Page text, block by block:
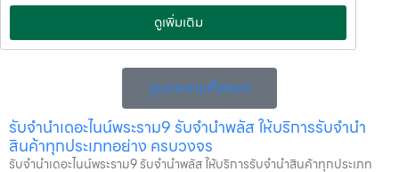
แจ้งวัฒนะ เขต สีลม เขต รัชดา เขต บางแค เขต รามอินทรา เขต บางนา ไม่ว่า
คุณอยู่ในซอย ลาดพร้าวโชคชัย4 ลาดปลาเค้า รัชดาซอย หรือใกล้แยกสีลม
ช่องนนทรี บางนา เมกาบางนา บางแค เดอะมอลล์บางแค รามอินทรา กม.8
หรือใกล้โชว์รูมแจ้งวัฒนะ — เราพร้อมให้บริการถึงที่ บริการรับจำนำสินค้าที่
ให้บริการ ที่ รับจำนำพลัส เรามีบริการครอบคลุมหลากหลายประเภทสินค้าที่
ลูกค้าต้องการจำนำ ดังนี้: รับจำนำ โทรศัพท์มือถือ / สมาร์ตโฟน (iPhone,
Samsung, Huawei, Oppo ฯลฯ) รับจำนำ โน้ตบุ๊ก / คอมพิวเตอร์ /
แล็ปท็อป รับจำนำ แท็บเล็ต / iPad รับจำนำ เครื่องใช้ไฟฟ้าเล็ก / เครื่องใช้
ไฟฟ้าภายในบ้าน รับจำนำ กล้องถ่ายรูป / กล้องดิจิตอล / อุปกรณ์ถ่ายภาพ
ทุกชนิด พร้อมให้บริการในเขต ลาดพร้าว แจ้งวัฒนะ สีลม รัชดา บางแค
รามอินทรา บางนา ด้วยมาตรฐาน รวดเร็ว ปลอดภัย ให้ราคาสูง รับจำนำ
พญาไท — รับจำนำพลัส ให้บริการรับจำนำสินค้าทุกประเภทอย่าง ครบ
อย่าง ครบวงจร รับจำนำพลัส เงินด่วนทันใจ ของมีค่าปลอดภัย ให้ราคาสูง
พร้อมบริการถึงที่ รับจำนำพญาไท รับจำนำพลัส เงินด่วนทันใจ ของมีค่า
ปลอดภัย ให้ราคาสูง พร้อมบริการถึงที่ จำนำพลัส JumnumPlus.com
บริการรับจำนำที่เชื่อถือได้ในกรุงเทพฯ โทรศัพท์ มือถือ โน้ตบุ๊ก เครื่องใช้
ไฟฟ้า และสินทรัพย์มีค่าอื่น ๆ ทำไมเลือก รับจำนำพลัส (JumnumPlus)
ดูเพิ่มเติม
ดูบทความทั้งหมด
รับจำนำเดอะไนน์พระราม9 รับจำนำพลัส ให้บริการรับจำนำ
สินค้าทุกประเภทอย่าง ครบวงจร
รับจำนำเดอะไนน์พระราม9 รับจำนำพลัส ให้บริการรับจำนำสินค้าทุกประเภท